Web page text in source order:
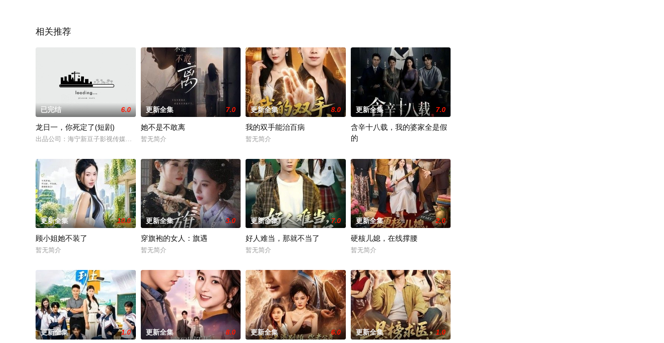
相关推荐
已完结 6.0
龙日一，你死定了(短剧)
出品公司：海宁新豆子影视传媒有限公司、北京九和龙胜文化传媒有限公司开机时间：2026年3月底联含出品人：林涛、张志远、马朝思远总制片人：郭倩影总监制：张志远制片
更新全集 7.0
她不是不敢离
暂无简介
更新全集 8.0
我的双手能治百病
暂无简介
更新全集 7.0
含辛十八载，我的婆家全是假
的
更新全集 10.0
顾小姐她不装了
暂无简介
更新全集 3.0
穿旗袍的女人：旗遇
暂无简介
更新全集 7.0
好人难当，那就不当了
暂无简介
更新全集 2.0
硬核儿媳，在线撑腰
暂无简介
更新全集 1.0 更新全集 8.0 更新全集 6.0 更新全集 1.0